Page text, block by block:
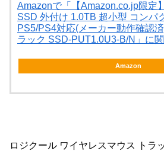
Amazonで「【Amazon.co.jp限定
SSD 外付け 1.0TB 超小型 コンパ
PS5/PS4対応(メーカー動作確認
ラック SSD-PUT1.0U3-B/N」に
Amazon
ロジクール ワイヤレスマウス トラ